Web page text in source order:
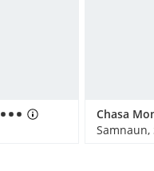
Samnaun,